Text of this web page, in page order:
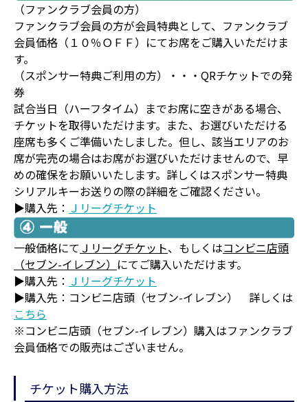
（ファンクラブ会員の方）
ファンクラブ会員の方が会員特典として、ファンクラブ
会員価格（１０％ＯＦＦ）にてお席をご購入いただけま
す。
（スポンサー特典ご利用の方）・・・QRチケットでの発
券
試合当日（ハーフタイム）までお席に空きがある場合、
チケットを取得いただけます。また、お選びいただける
座席も多くご準備いたしました。但し、該当エリアのお
席が完売の場合はお席がお選びいただけませんので、早
めの確保をお願いいたします。詳しくはスポンサー特典
シリアルキーお送りの際の詳細をご確認ください。
▶購入先： Ｊリーグチケット
一般価格にて Ｊリーグチケット、もしくはコンビニ店頭
（セブン-イレブン） にてご購入いただけます。
▶購入先： Ｊリーグチケット
▶購入先：コンビニ店頭（セブン-イレブン） 詳しくは
こちら
※コンビニ店頭（セブン-イレブン）購入はファンクラブ
会員価格での販売はございません。
チケット購入方法